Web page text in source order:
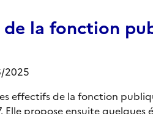
la fonction
2025
effectifs de la fonction
Elle propose ensuite quelques